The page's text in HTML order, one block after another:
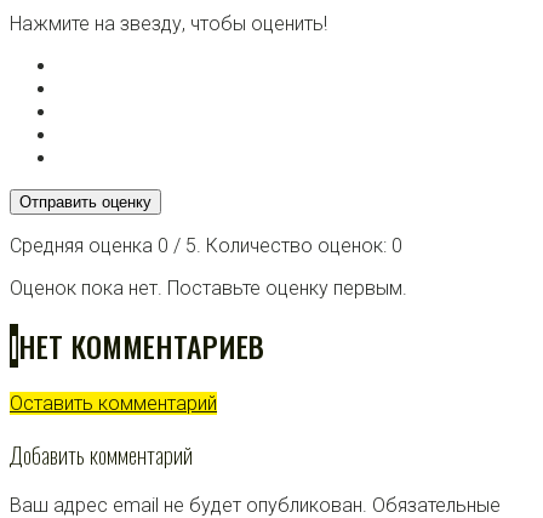
Нажмите на звезду, чтобы оценить!
Отправить оценку
Средняя оценка 0 / 5. Количество оценок: 0
Оценок пока нет. Поставьте оценку первым.
IНЕТ КОММЕНТАРИЕВ
Оставить комментарий
Добавить комментарий
Ваш адрес email не будет опубликован. Обязательные